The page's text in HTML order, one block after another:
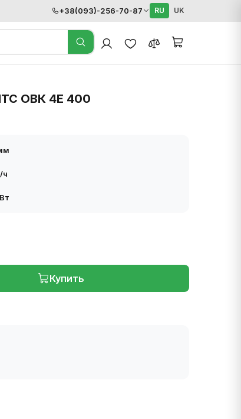
+38(093)-256-70-87 RU UK
ОВК 4Е 400
ч
Купить